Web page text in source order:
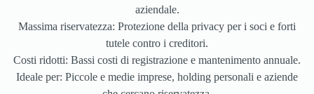
aziendale.
Massima riservatezza: Protezione della privacy per i soci e forti
tutele contro i creditori.
Costi ridotti: Bassi costi di registrazione e mantenimento annuale.
Ideale per: Piccole e medie imprese, holding personali e aziende